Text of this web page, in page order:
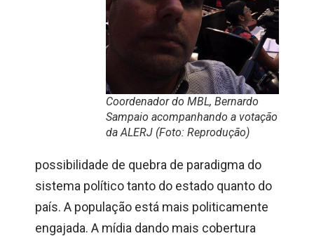
Coordenador do MBL, Bernardo
Sampaio acompanhando a votação
da ALERJ (Foto: Reprodução)
possibilidade de quebra de paradigma do
sistema político tanto do estado quanto do
país. A população está mais politicamente
engajada. A mídia dando mais cobertura